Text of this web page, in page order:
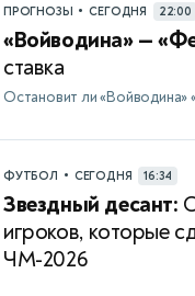
ПРОГНОЗЫ • СЕГОДНЯ 22:00
«Войводина» —
ставка
Остановит ли
ФУТБОЛ • СЕГОДНЯ 16:34
Звездный десант:
игроков, которые
ЧМ-2026